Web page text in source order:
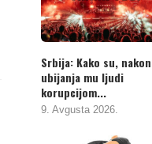
Srbija: Kako su, nakon
ubijanja mu ljudi
korupcijom...
9. Avgusta 2026.